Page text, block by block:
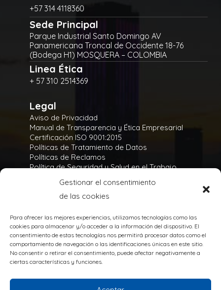
Gestionar el consentimiento
de las cookies
Para ofrecer las mejores experiencias, utilizamos tecnologías como las
cookies para almacenar y/o acceder a la información del dispositivo. El
consentimiento de estas tecnologías nos permitirá procesar datos como el
comportamiento de navegación o las identificaciones únicas en este sitio.
No consentir o retirar el consentimiento, puede afectar negativamente a
ciertas características y funciones.
+57 314 4118360
Sede Principal
Parque Industrial Santo Domingo AV
Panamericana Troncal de Occidente 18-76
(Bodega H1) MOSQUERA – COLOMBIA
Linea Ética
+ 57 310 2514369
Legal
Aviso de Privacidad
Manual de Transparencia y Ética Empresarial
Certificación ISO 9001:2015
Políticas de Tratamiento de Datos
Políticas de Reclamos
Política de Seguridad y Salud en el Trabajo
Política Ambiental
Gases Refrigerantes
TODOS LOS DERECHOS RESERVADOS
@Copyright 2020
Powered by: